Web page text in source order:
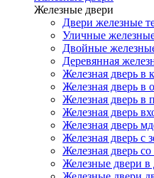
Железные двери
Двери железные
Уличные
Двойные
Деревянная
Железная дверь в
Железная дверь в
Железная дверь в
Железная дверь
Железная дверь
Железная дверь с
Железная дверь
Железные двери